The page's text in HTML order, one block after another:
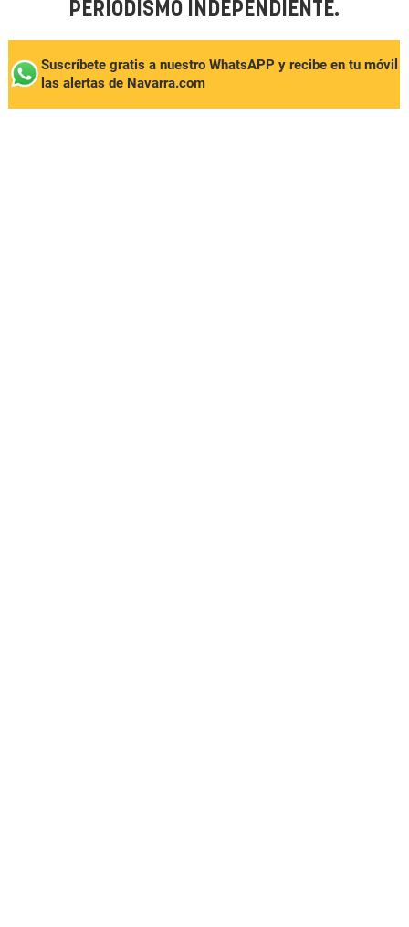
PERIODISMO INDEPENDIENTE.
Suscríbete gratis a nuestro WhatsAPP y recibe en tu móvil
las alertas de Navarra.com